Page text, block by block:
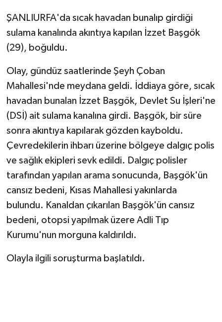
ŞANLIURFA'da sıcak havadan bunalıp girdiği
sulama kanalında akıntıya kapılan İzzet Başgök
(29), boğuldu.
Olay, gündüz saatlerinde Şeyh Çoban
Mahallesi'nde meydana geldi. İddiaya göre, sıcak
havadan bunalan İzzet Başgök, Devlet Su İşleri'ne
(DSİ) ait sulama kanalına girdi. Başgök, bir süre
sonra akıntıya kapılarak gözden kayboldu.
Çevredekilerin ihbarı üzerine bölgeye dalgıç polis
ve sağlık ekipleri sevk edildi. Dalgıç polisler
tarafından yapılan arama sonucunda, Başgök'ün
cansız bedeni, Kısas Mahallesi yakınlarda
bulundu. Kanaldan çıkarılan Başgök'ün cansız
bedeni, otopsi yapılmak üzere Adli Tıp
Kurumu'nun morguna kaldırıldı.
Olayla ilgili soruşturma başlatıldı.